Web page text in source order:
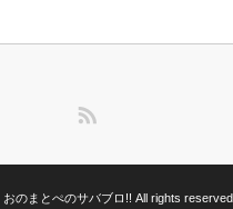
おのまとぺのサバブロ!! All rights reserved.